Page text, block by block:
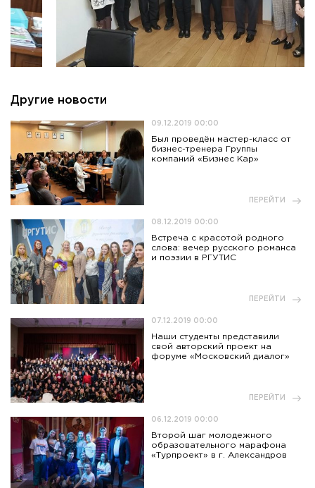
Приемная комиссия
пн-пт: с 10:00 до 17:00;
сб: с 10:00 до 15:30;
вс: выходной.
Другие новости
09.12.2019 00:00
Был проведён мастер-класс от
бизнес-тренера Группы
компаний «Бизнес Кар»
ПЕРЕЙТИ
08.12.2019 00:00
Встреча с красотой родного
слова: вечер русского романса
и поэзии в РГУТИС
ПЕРЕЙТИ
07.12.2019 00:00
Наши студенты представили
свой авторский проект на
форуме «Московский диалог»
ПЕРЕЙТИ
06.12.2019 00:00
Второй шаг молодежного
образовательного марафона
«Турпроект» в г. Александров